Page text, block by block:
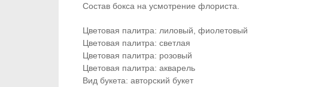
Состав бокса на усмотрение флориста.
Цветовая палитра: лиловый, фиолетовый
Цветовая палитра: светлая
Цветовая палитра: розовый
Цветовая палитра: акварель
Вид букета: авторский букет